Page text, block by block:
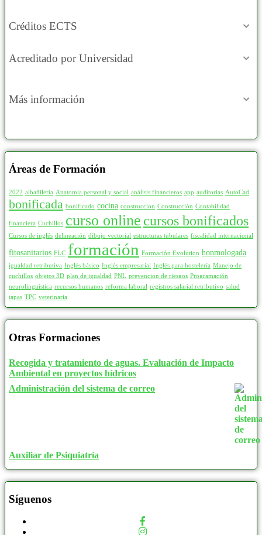
Créditos ECTS
Acreditado por Universidad
Más información
Áreas de Formación
2022 albañilería Anatomia personal y social análisis financieros app auditorias AutoCad
bonificada bonificado cocina construccion Construcción Contabilidad
financiera Cuchillos curso online cursos bonificados
Cursos de inglés delineación dibujo vectorial estructuras tubulares fiscalidad internacional
fitosanitarios FLC formación Formación Evolution honmologada
igualdad retributiva Inglés básico Inglés empresarial Inglés para hostelería Manejo de
cuchillos objetos 3D plan de igualdad PNL prevencion de riesgos Programación
neurolinguistica recursos humanos reforma laboral registros salarial retributivo salud
tapas TPC veterinaria
Otras Formaciones
Recogida y tratamiento de aguas. Evaluación de Impacto
Ambiental en proyectos hídricos
Administración del sistema de correo
Auxiliar de Psiquiatría
Síguenos